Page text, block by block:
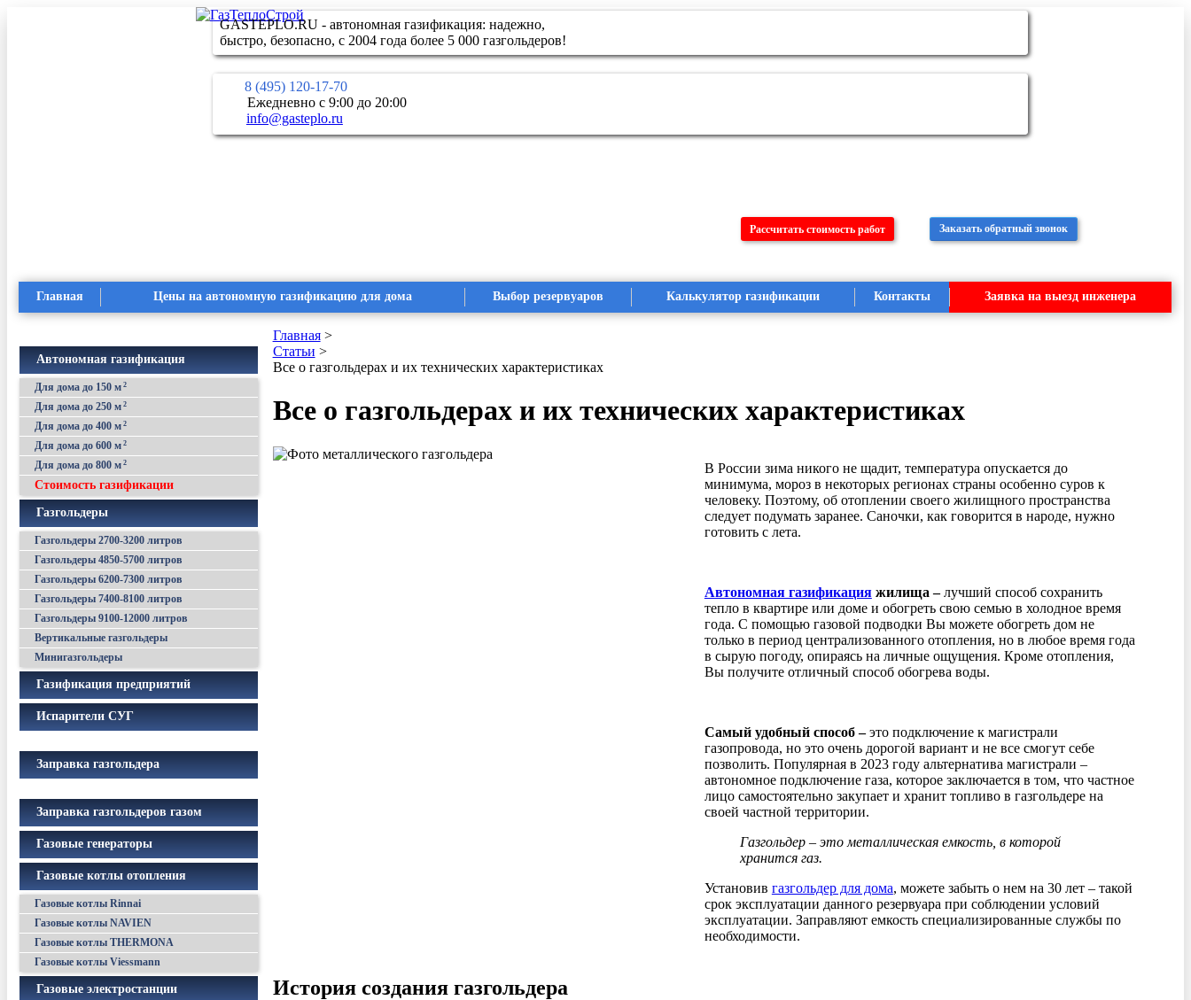
Рассчитать стоимость работ Заказать обратный звонок
GASTEPLO.RU - автономная газификация: надежно,
быстро, безопасно, с 2004 года более 5 000 газгольдеров!
8 (495) 120-17-70
Ежедневно с 9:00 до 20:00
info@gasteplo.ru
Главная Цены на автономную газификацию для дома Выбор резервуаров Калькулятор газификации Контакты Заявка на выезд инженера
Автономная газификация
Для дома до 150 м 2
Для дома до 250 м 2
Для дома до 400 м 2
Для дома до 600 м 2
Для дома до 800 м 2
Стоимость газификации
Газгольдеры
Газгольдеры 2700-3200 литров
Газгольдеры 4850-5700 литров
Газгольдеры 6200-7300 литров
Газгольдеры 7400-8100 литров
Газгольдеры 9100-12000 литров
Вертикальные газгольдеры
Минигазгольдеры
Газификация предприятий
Испарители СУГ
Заправка газгольдера
Заправка газгольдеров газом
Газовые генераторы
Газовые котлы отопления
Газовые котлы Rinnai
Газовые котлы NAVIEN
Газовые котлы THERMONA
Газовые котлы Viessmann
Газовые электростанции
Главная>
Статьи >
Все о газгольдерах и их технических характеристиках
Все о газгольдерах и их технических характеристиках
В России зима никого не щадит, температура опускается до
минимума, мороз в некоторых регионах страны особенно суров к
человеку. Поэтому, об отоплении своего жилищного пространства
следует подумать заранее. Саночки, как говорится в народе, нужно
готовить с лета.
Автономная газификацияжилища –лучший способ сохранить
тепло в квартире или доме и обогреть свою семью в холодное время
года. С помощью газовой подводки Вы можете обогреть дом не
только в период централизованного отопления, но в любое время года
в сырую погоду, опираясь на личные ощущения. Кроме отопления,
Вы получите отличный способ обогрева воды.
Самый удобный способ –это подключение к магистрали
газопровода, но это очень дорогой вариант и не все смогут себе
позволить. Популярная в 2023 году альтернатива магистрали –
автономное подключение газа, которое заключается в том, что частное
лицо самостоятельно закупает и хранит топливо в газгольдере на
своей частной территории.
Газгольдер – это металлическая емкость, в которой
хранится газ.
Установив газгольдер для дома, можете забыть о нем на 30 лет – такой
срок эксплуатации данного резервуара при соблюдении условий
эксплуатации. Заправляют емкость специализированные службы по
необходимости.
История создания газгольдера